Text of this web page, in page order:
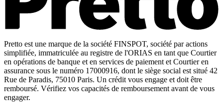
Pretto est une marque de la société FINSPOT, société par actions
simplifiée, immatriculée au registre de l'ORIAS en tant que Courtier
en opérations de banque et en services de paiement et Courtier en
assurance sous le numéro 17000916, dont le siège social est situé 42
Rue de Paradis, 75010 Paris. Un crédit vous engage et doit être
remboursé. Vérifiez vos capacités de remboursement avant de vous
engager.